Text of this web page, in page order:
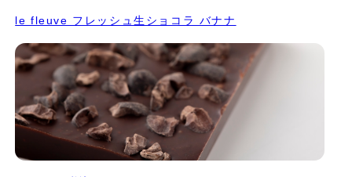
le fleuve フレッシュ生ショコラ バナナ